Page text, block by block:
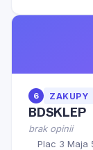
6 ZAKUPY
BDSKLEP
brak opinii
Plac 3 Maja